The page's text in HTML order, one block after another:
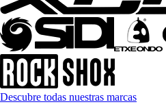
Descubre todas nuestras marcas